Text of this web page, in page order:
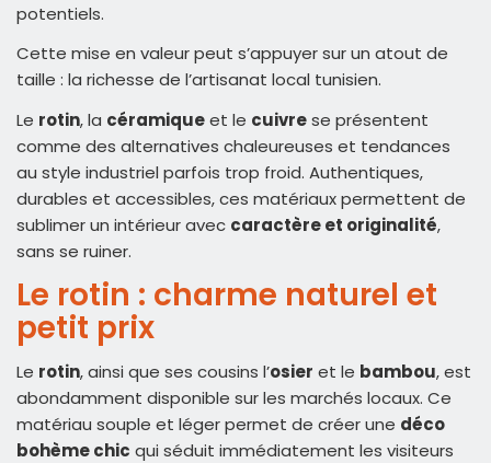
potentiels.
Cette mise en valeur peut s’appuyer sur un atout de
taille : la richesse de l’artisanat local tunisien.
Le rotin, la céramiqueet le cuivrese présentent
comme des alternatives chaleureuses et tendances
au style industriel parfois trop froid. Authentiques,
durables et accessibles, ces matériaux permettent de
sublimer un intérieur avec caractère et originalité,
sans se ruiner.
Le rotin : charme naturel et
petit prix
Le rotin, ainsi que ses cousins l’osier et le bambou, est
abondamment disponible sur les marchés locaux. Ce
matériau souple et léger permet de créer une déco
bohème chic qui séduit immédiatement les visiteurs